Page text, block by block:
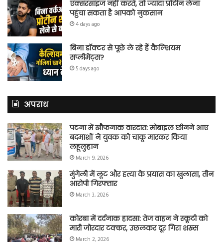
एक्सरसाइज नहीं करते, तो ज्यादा प्रोटीन लेना
पहुंचा सकता है आपको नुकसान
4 days ago
बिना डॉक्टर से पूछे ले रहे हैं कैल्शियम
सप्लीमेंट्स?
5 days ago
अपराध
पटना में खौफनाक वारदात: मोबाइल छीनने आए
बदमाशों ने युवक को चाकू मारकर किया
लहूलुहान
March 9, 2026
मुंगेली में लूट और हत्या के प्रयास का खुलासा, तीन
आरोपी गिरफ्तार
March 3, 2026
कोरबा में दर्दनाक हादसा: तेज वाहन ने स्कूटी को
मारी जोरदार टक्कर, उछलकर दूर गिरा शख्स
March 2, 2026